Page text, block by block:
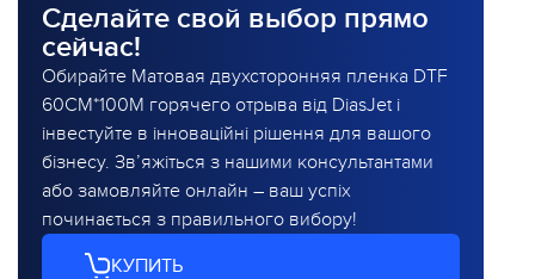
Сделайте свой выбор прямо
сейчас!
Обирайте Матовая двухсторонняя пленка DTF
60CM*100M горячего отрыва від DiasJet і
інвестуйте в інноваційні рішення для вашого
бізнесу. Зв’яжіться з нашими консультантами
або замовляйте онлайн – ваш успіх
починається з правильного вибору!
КУПИТЬ